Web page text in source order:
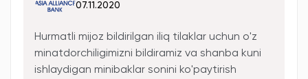
07.11.2020
Hurmatli mijoz bildirilgan iliq tilaklar uchun o'z
minatdorchiligimizni bildiramiz va shanba kuni
ishlaydigan minibaklar sonini ko'paytirish